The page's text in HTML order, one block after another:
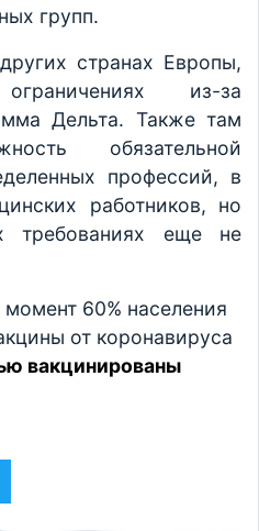
групп.
странах Европы,
из-за
Дельта. Также там
обязательной
профессий, в
работников, но
требованиях еще не
60% населения
от коронавируса
вакцинированы